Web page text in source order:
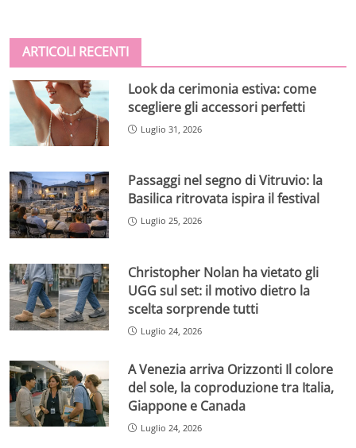
ARTICOLI RECENTI
Look da cerimonia estiva: come
scegliere gli accessori perfetti
Luglio 31, 2026
Passaggi nel segno di Vitruvio: la
Basilica ritrovata ispira il festival
Luglio 25, 2026
Christopher Nolan ha vietato gli
UGG sul set: il motivo dietro la
scelta sorprende tutti
Luglio 24, 2026
A Venezia arriva Orizzonti Il colore
del sole, la coproduzione tra Italia,
Giappone e Canada
Luglio 24, 2026